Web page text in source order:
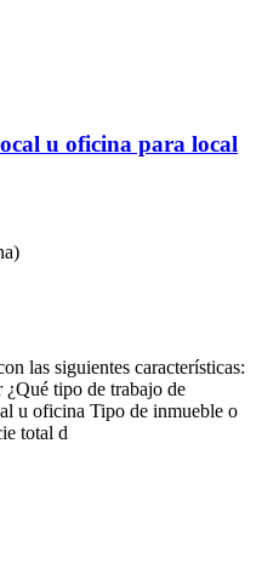
u oficina para local
las siguientes características:
¿Qué tipo de trabajo de
u oficina Tipo de inmueble o
total d